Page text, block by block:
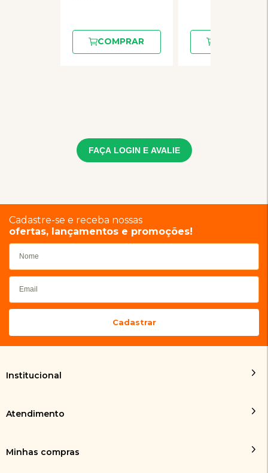
COMPRAR
FAÇA LOGIN E AVALIE
Cadastre-se e receba nossas
ofertas, lançamentos e promoções!
Institucional
Atendimento
Minhas compras